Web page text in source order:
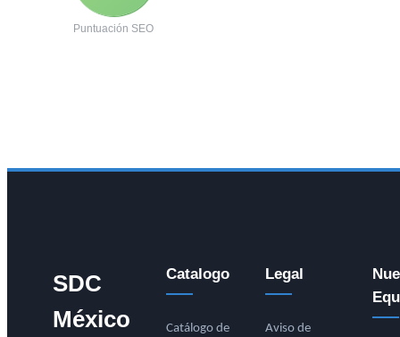
Puntuación SEO
SDC
México
Catalogo
Catálogo de
Legal
Aviso de